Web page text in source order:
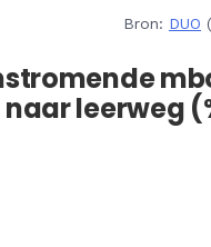
Bron: DUO
leerweg